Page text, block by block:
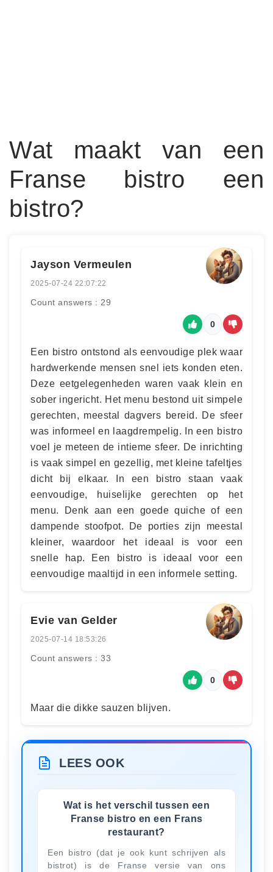
Wat maakt van een
Franse bistro een
bistro?
Jayson Vermeulen
2025-07-24 22:07:22
Count answers : 29
0
Een bistro ontstond als eenvoudige plek waar
hardwerkende mensen snel iets konden eten.
Deze eetgelegenheden waren vaak klein en
sober ingericht. Het menu bestond uit simpele
gerechten, meestal dagvers bereid. De sfeer
was informeel en laagdrempelig. In een bistro
voel je meteen de intieme sfeer. De inrichting
is vaak simpel en gezellig, met kleine tafeltjes
dicht bij elkaar. In een bistro staan vaak
eenvoudige, huiselijke gerechten op het
menu. Denk aan een goede quiche of een
dampende stoofpot. De porties zijn meestal
kleiner, waardoor het ideaal is voor een
snelle hap. Een bistro is ideaal voor een
eenvoudige maaltijd in een informele setting.
Evie van Gelder
2025-07-14 18:53:26
Count answers : 33
0
Maar die dikke sauzen blijven.
LEES OOK
Wat is het verschil tussen een
Franse bistro en een Frans
restaurant?
Een bistro (dat je ook kunt schrijven als
bistrot) is de Franse versie van ons